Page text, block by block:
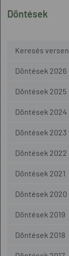
Döntések
Keresés
Döntések 2026
Döntések 2025
Döntések 2024
Döntések 2023
Döntések 2022
Döntések 2021
Döntések 2020
Döntések 2019
Döntések 2018